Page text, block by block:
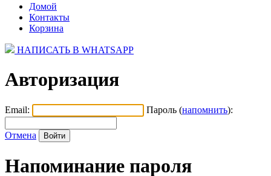
Домой
Контакты
Корзина
НАПИСАТЬ В WHATSAPP
Авторизация
Email: Пароль (напомнить):
Отмена
Напоминание пароля